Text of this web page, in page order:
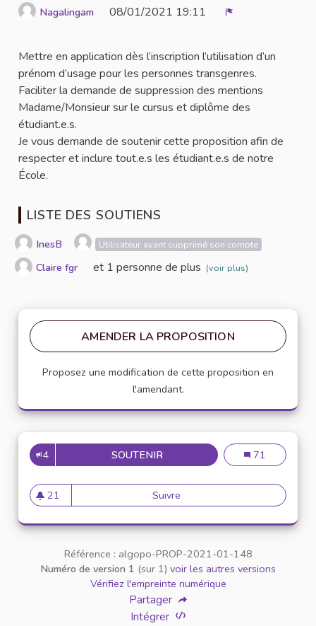
Nagalingam 08/01/2021 19:11
Mettre en application dès l’inscription l’utilisation d’un
prénom d’usage pour les personnes transgenres.
Faciliter la demande de suppression des mentions
Madame/Monsieur sur le cursus et diplôme des
étudiant.e.s.
Je vous demande de soutenir cette proposition afin de
respecter et inclure tout.e.s les étudiant.e.s de notre
École.
LISTE DES SOUTIENS
InesB Utilisateur ayant supprimé son compte
Claire fgr et 1 personne de plus (voir plus)
AMENDER LA PROPOSITION
Proposez une modification de cette proposition en
l'amendant.
4 SOUTENIRAPPELLATION PERSONNE
Appellation
71
21
21 abonnés
Suivre Appellation personne
Référence : algopo-PROP-2021-01-148
Numéro de version 1 (sur 1) voir les autres versions
Vérifiez l'empreinte numérique
Partager
Intégrer